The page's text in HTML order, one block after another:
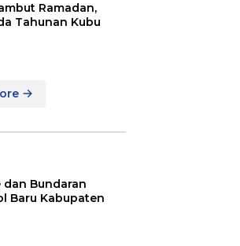
Ramadan,
Tahunan Kubu
dan Bundaran
Baru Kabupaten